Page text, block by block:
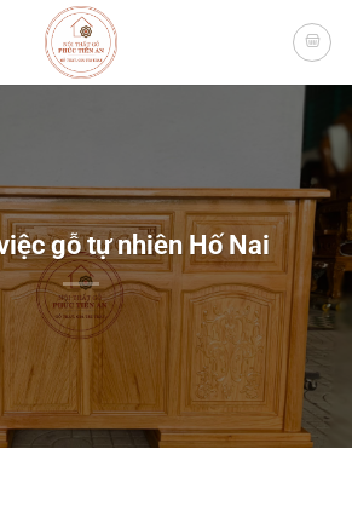
gỗ tự nhiên Hố Nai